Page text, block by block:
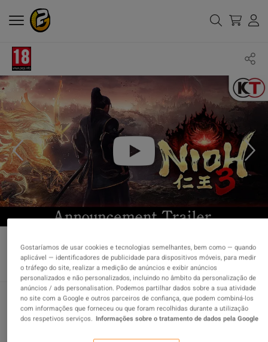
Nioh 3 RoW PC Steam CD Key
Vendido por Super Games
Gostaríamos de usar cookies e tecnologias semelhantes, bem como — quando
aplicável — identificadores de publicidade para dispositivos móveis, para medir
o tráfego do site, realizar a medição de anúncios e exibir anúncios
personalizados e não personalizados, incluindo no âmbito da personalização de
anúncios / ads personalisation. Podemos partilhar dados sobre a sua atividade
no site com a Google e outros parceiros de confiança, que podem combiná-los
com informações que forneceu ou que foram recolhidas durante a utilização
dos respetivos serviços. Informações sobre o tratamento de dados pela Google